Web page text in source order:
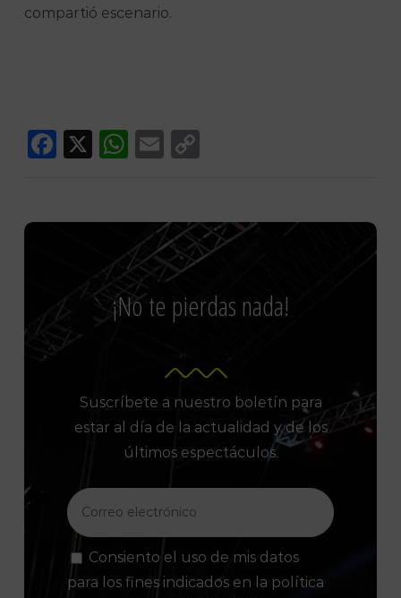
compartió escenario.
Facebook
X WhatsApp
Email
¡No te pierdas nada!
Suscríbete a nuestro boletín para
estar al día de la actualidad y de los
últimos espectáculos.
Consiento el uso de mis datos
para los fines indicados en la política